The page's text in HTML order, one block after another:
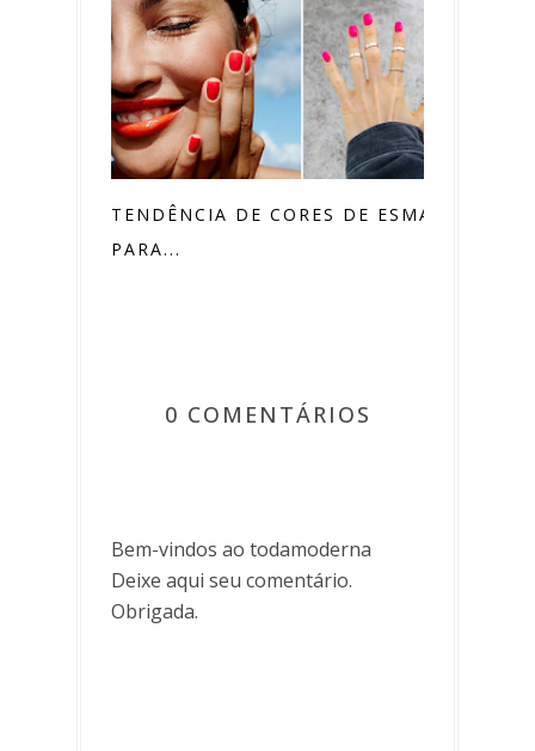
TENDÊNCIA DE CORES DE ESMALTES
PARA...
0 COMENTÁRIOS
Bem-vindos ao todamoderna
Deixe aqui seu comentário.
Obrigada.